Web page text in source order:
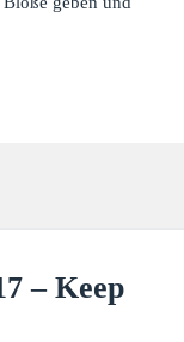
auf der Isle of Man
– Keep